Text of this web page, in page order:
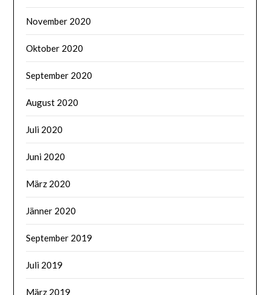
November 2020
Oktober 2020
September 2020
August 2020
Juli 2020
Juni 2020
März 2020
Jänner 2020
September 2019
Juli 2019
März 2019